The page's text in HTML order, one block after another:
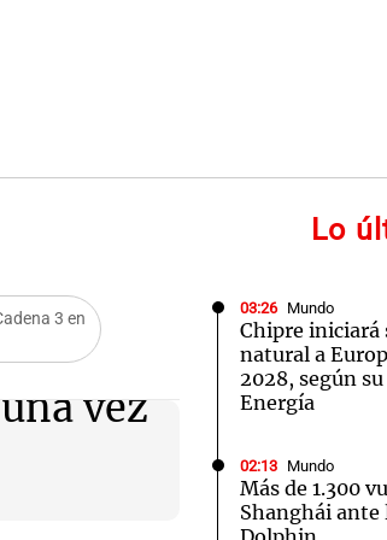
3 en
vez
Lo
03:26 Mundo
Chipre iniciará
natural a
2028, según
Energía
02:13 Mundo
Más de 1.300
Shanghái